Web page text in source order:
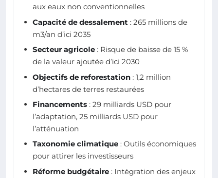
aux eaux non conventionnelles
Capacité de dessalement : 265 millions de
m3/an d’ici 2035
Secteur agricole : Risque de baisse de 15 %
de la valeur ajoutée d’ici 2030
Objectifs de reforestation : 1,2 million
d’hectares de terres restaurées
Financements : 29 milliards USD pour
l’adaptation, 25 milliards USD pour
l’atténuation
Taxonomie climatique : Outils économiques
pour attirer les investisseurs
Réforme budgétaire : Intégration des enjeux